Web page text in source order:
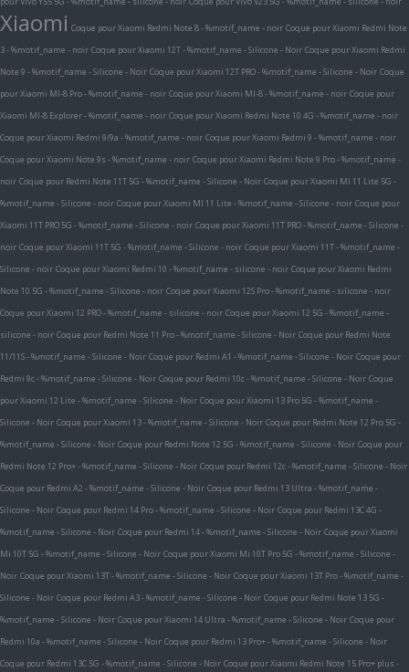
Xiaomi Coque pour Xiaomi Redmi Note 8 - %motif_name - noir Coque pour Xiaomi Redmi Note
3 - %motif_name - noir Coque pour Xiaomi 12T - %motif_name - Silicone - Noir Coque pour Xiaomi Redmi
Note 9 - %motif_name - Silicone - Noir Coque pour Xiaomi 12T PRO - %motif_name - Silicone - Noir Coque
pour Xiaomi MI-8 Pro - %motif_name - noir Coque pour Xiaomi MI-8 - %motif_name - noir Coque pour
Xiaomi MI-8 Explorer - %motif_name - noir Coque pour Xiaomi Redmi Note 10 4G - %motif_name - noir
Coque pour Xiaomi Redmi 9/9a - %motif_name - noir Coque pour Xiaomi Redmi 9 - %motif_name - noir
Coque pour Xiaomi Note 9s - %motif_name - noir Coque pour Xiaomi Redmi Note 9 Pro - %motif_name -
noir Coque pour Redmi Note 11T 5G - %motif_name - Silicone - Noir Coque pour Xiaomi MI 11 Lite 5G -
%motif_name - Silicone - noir Coque pour Xiaomi MI 11 Lite - %motif_name - Silicone - noir Coque pour
Xiaomi 11T PRO 5G - %motif_name - Silicone - noir Coque pour Xiaomi 11T PRO - %motif_name - Silicone -
noir Coque pour Xiaomi 11T 5G - %motif_name - Silicone - noir Coque pour Xiaomi 11T - %motif_name -
Silicone - noir Coque pour Xiaomi Redmi 10 - %motif_name - silicone - noir Coque pour Xiaomi Redmi
Note 10 5G - %motif_name - Silicone - noir Coque pour Xiaomi 12S Pro - %motif_name - silicone - noir
Coque pour Xiaomi 12 PRO - %motif_name - silicone - noir Coque pour Xiaomi 12 5G - %motif_name -
silicone - noir Coque pour Redmi Note 11 Pro - %motif_name - Silicone - Noir Coque pour Redmi Note
11/11S - %motif_name - Silicone - Noir Coque pour Redmi A1 - %motif_name - Silicone - Noir Coque pour
Redmi 9c - %motif_name - Silicone - Noir Coque pour Redmi 10c - %motif_name - Silicone - Noir Coque
pour Xiaomi 12 Lite - %motif_name - Silicone - Noir Coque pour Xiaomi 13 Pro 5G - %motif_name -
Silicone - Noir Coque pour Xiaomi 13 - %motif_name - Silicone - Noir Coque pour Redmi Note 12 Pro 5G -
%motif_name - Silicone - Noir Coque pour Redmi Note 12 5G - %motif_name - Silicone - Noir Coque pour
Redmi Note 12 Pro+ - %motif_name - Silicone - Noir Coque pour Redmi 12c - %motif_name - Silicone - Noir
Coque pour Redmi A2 - %motif_name - Silicone - Noir Coque pour Redmi 13 Ultra - %motif_name -
Silicone - Noir Coque pour Redmi 14 Pro - %motif_name - Silicone - Noir Coque pour Redmi 13C 4G -
%motif_name - Silicone - Noir Coque pour Redmi 14 - %motif_name - Silicone - Noir Coque pour Xiaomi
Mi 10T 5G - %motif_name - Silicone - Noir Coque pour Xiaomi Mi 10T Pro 5G - %motif_name - Silicone -
Noir Coque pour Xiaomi 13T - %motif_name - Silicone - Noir Coque pour Xiaomi 13T Pro - %motif_name -
Silicone - Noir Coque pour Redmi A3 - %motif_name - Silicone - Noir Coque pour Redmi Note 13 5G -
%motif_name - Silicone - Noir Coque pour Xiaomi 14 Ultra - %motif_name - Silicone - Noir Coque pour
Redmi 10a - %motif_name - Silicone - Noir Coque pour Redmi 13 Pro+ - %motif_name - Silicone - Noir
Coque pour Redmi 13C 5G - %motif_name - Silicone - Noir Coque pour Xiaomi Redmi Note 15 Pro+ plus -